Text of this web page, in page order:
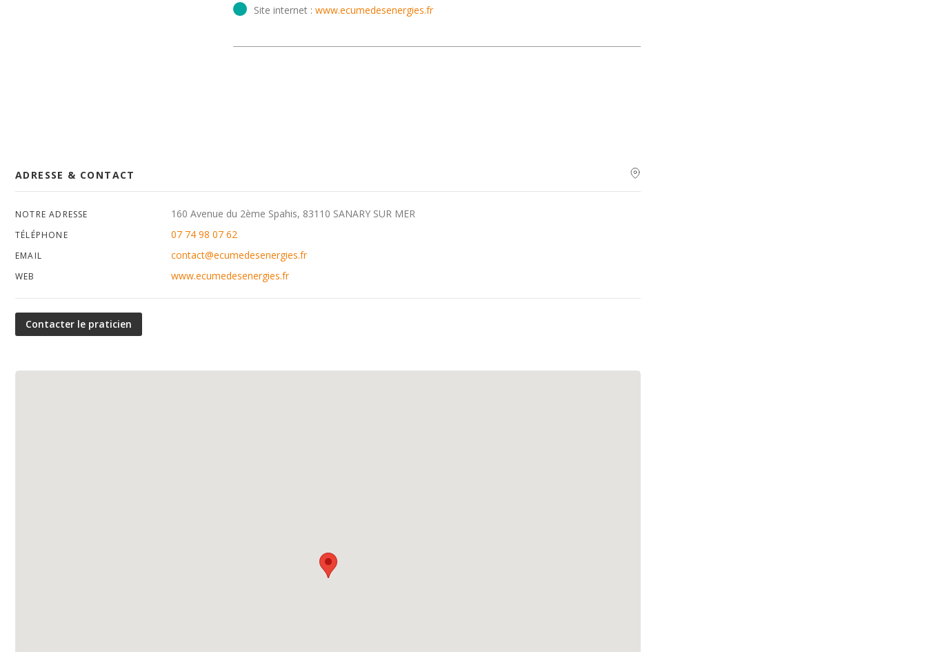
Site internet : www.ecumedesenergies.fr
ADRESSE & CONTACT
NOTRE ADRESSE 160 Avenue du 2ème Spahis, 83110 SANARY SUR MER
TÉLÉPHONE 07 74 98 07 62
EMAIL contact@ecumedesenergies.fr
WEB www.ecumedesenergies.fr
Contacter le praticien